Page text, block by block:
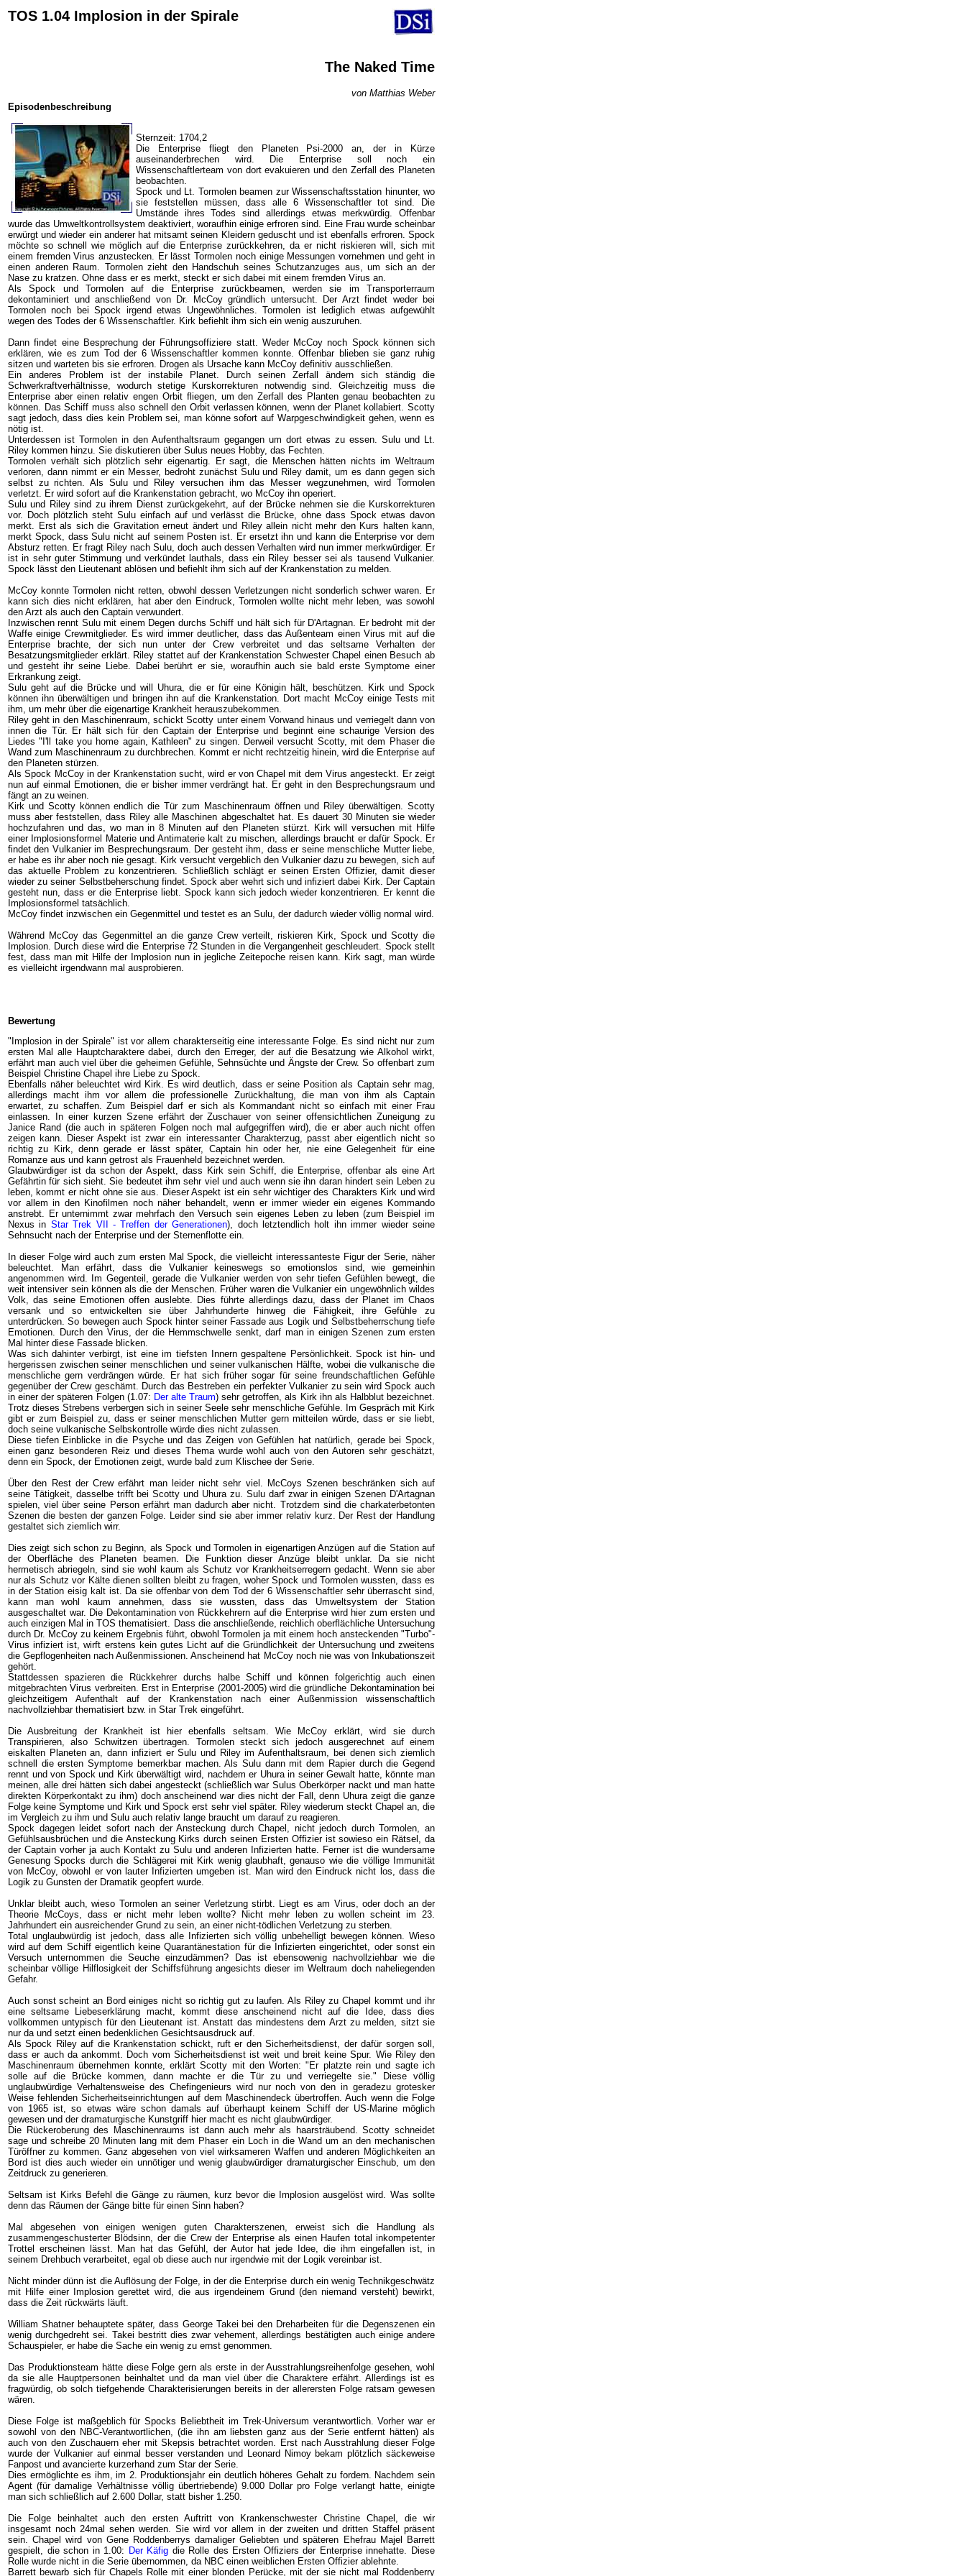
TOS 1.04 Implosion in der Spirale
The Naked Time
von Matthias Weber
Episodenbeschreibung
Sternzeit: 1704,2
Die Enterprise fliegt den Planeten Psi-2000 an, der in Kürze
auseinanderbrechen wird. Die Enterprise soll noch ein
Wissenschaftlerteam von dort evakuieren und den Zerfall des Planeten
beobachten.
Spock und Lt. Tormolen beamen zur Wissenschaftsstation hinunter, wo
sie feststellen müssen, dass alle 6 Wissenschaftler tot sind. Die
Umstände ihres Todes sind allerdings etwas merkwürdig. Offenbar
wurde das Umweltkontrollsystem deaktiviert, woraufhin einige erfroren sind. Eine Frau wurde scheinbar
erwürgt und wieder ein anderer hat mitsamt seinen Kleidern geduscht und ist ebenfalls erfroren. Spock
möchte so schnell wie möglich auf die Enterprise zurückkehren, da er nicht riskieren will, sich mit
einem fremden Virus anzustecken. Er lässt Tormolen noch einige Messungen vornehmen und geht in
einen anderen Raum. Tormolen zieht den Handschuh seines Schutzanzuges aus, um sich an der
Nase zu kratzen. Ohne dass er es merkt, steckt er sich dabei mit einem fremden Virus an.
Als Spock und Tormolen auf die Enterprise zurückbeamen, werden sie im Transporterraum
dekontaminiert und anschließend von Dr. McCoy gründlich untersucht. Der Arzt findet weder bei
Tormolen noch bei Spock irgend etwas Ungewöhnliches. Tormolen ist lediglich etwas aufgewühlt
wegen des Todes der 6 Wissenschaftler. Kirk befiehlt ihm sich ein wenig auszuruhen.
Dann findet eine Besprechung der Führungsoffiziere statt. Weder McCoy noch Spock können sich
erklären, wie es zum Tod der 6 Wissenschaftler kommen konnte. Offenbar blieben sie ganz ruhig
sitzen und warteten bis sie erfroren. Drogen als Ursache kann McCoy definitiv ausschließen.
Ein anderes Problem ist der instabile Planet. Durch seinen Zerfall ändern sich ständig die
Schwerkraftverhältnisse, wodurch stetige Kurskorrekturen notwendig sind. Gleichzeitig muss die
Enterprise aber einen relativ engen Orbit fliegen, um den Zerfall des Planten genau beobachten zu
können. Das Schiff muss also schnell den Orbit verlassen können, wenn der Planet kollabiert. Scotty
sagt jedoch, dass dies kein Problem sei, man könne sofort auf Warpgeschwindigkeit gehen, wenn es
nötig ist.
Unterdessen ist Tormolen in den Aufenthaltsraum gegangen um dort etwas zu essen. Sulu und Lt.
Riley kommen hinzu. Sie diskutieren über Sulus neues Hobby, das Fechten.
Tormolen verhält sich plötzlich sehr eigenartig. Er sagt, die Menschen hätten nichts im Weltraum
verloren, dann nimmt er ein Messer, bedroht zunächst Sulu und Riley damit, um es dann gegen sich
selbst zu richten. Als Sulu und Riley versuchen ihm das Messer wegzunehmen, wird Tormolen
verletzt. Er wird sofort auf die Krankenstation gebracht, wo McCoy ihn operiert.
Sulu und Riley sind zu ihrem Dienst zurückgekehrt, auf der Brücke nehmen sie die Kurskorrekturen
vor. Doch plötzlich steht Sulu einfach auf und verlässt die Brücke, ohne dass Spock etwas davon
merkt. Erst als sich die Gravitation erneut ändert und Riley allein nicht mehr den Kurs halten kann,
merkt Spock, dass Sulu nicht auf seinem Posten ist. Er ersetzt ihn und kann die Enterprise vor dem
Absturz retten. Er fragt Riley nach Sulu, doch auch dessen Verhalten wird nun immer merkwürdiger. Er
ist in sehr guter Stimmung und verkündet lauthals, dass ein Riley besser sei als tausend Vulkanier.
Spock lässt den Lieutenant ablösen und befiehlt ihm sich auf der Krankenstation zu melden.
McCoy konnte Tormolen nicht retten, obwohl dessen Verletzungen nicht sonderlich schwer waren. Er
kann sich dies nicht erklären, hat aber den Eindruck, Tormolen wollte nicht mehr leben, was sowohl
den Arzt als auch den Captain verwundert.
Inzwischen rennt Sulu mit einem Degen durchs Schiff und hält sich für D'Artagnan. Er bedroht mit der
Waffe einige Crewmitglieder. Es wird immer deutlicher, dass das Außenteam einen Virus mit auf die
Enterprise brachte, der sich nun unter der Crew verbreitet und das seltsame Verhalten der
Besatzungsmitglieder erklärt. Riley stattet auf der Krankenstation Schwester Chapel einen Besuch ab
und gesteht ihr seine Liebe. Dabei berührt er sie, woraufhin auch sie bald erste Symptome einer
Erkrankung zeigt.
Sulu geht auf die Brücke und will Uhura, die er für eine Königin hält, beschützen. Kirk und Spock
können ihn überwältigen und bringen ihn auf die Krankenstation. Dort macht McCoy einige Tests mit
ihm, um mehr über die eigenartige Krankheit herauszubekommen.
Riley geht in den Maschinenraum, schickt Scotty unter einem Vorwand hinaus und verriegelt dann von
innen die Tür. Er hält sich für den Captain der Enterprise und beginnt eine schaurige Version des
Liedes "I'll take you home again, Kathleen" zu singen. Derweil versucht Scotty, mit dem Phaser die
Wand zum Maschinenraum zu durchbrechen. Kommt er nicht rechtzeitig hinein, wird die Enterprise auf
den Planeten stürzen.
Als Spock McCoy in der Krankenstation sucht, wird er von Chapel mit dem Virus angesteckt. Er zeigt
nun auf einmal Emotionen, die er bisher immer verdrängt hat. Er geht in den Besprechungsraum und
fängt an zu weinen.
Kirk und Scotty können endlich die Tür zum Maschinenraum öffnen und Riley überwältigen. Scotty
muss aber feststellen, dass Riley alle Maschinen abgeschaltet hat. Es dauert 30 Minuten sie wieder
hochzufahren und das, wo man in 8 Minuten auf den Planeten stürzt. Kirk will versuchen mit Hilfe
einer Implosionsformel Materie und Antimaterie kalt zu mischen, allerdings braucht er dafür Spock. Er
findet den Vulkanier im Besprechungsraum. Der gesteht ihm, dass er seine menschliche Mutter liebe,
er habe es ihr aber noch nie gesagt. Kirk versucht vergeblich den Vulkanier dazu zu bewegen, sich auf
das aktuelle Problem zu konzentrieren. Schließlich schlägt er seinen Ersten Offizier, damit dieser
wieder zu seiner Selbstbeherschung findet. Spock aber wehrt sich und infiziert dabei Kirk. Der Captain
gesteht nun, dass er die Enterprise liebt. Spock kann sich jedoch wieder konzentrieren. Er kennt die
Implosionsformel tatsächlich.
McCoy findet inzwischen ein Gegenmittel und testet es an Sulu, der dadurch wieder völlig normal wird.
Während McCoy das Gegenmittel an die ganze Crew verteilt, riskieren Kirk, Spock und Scotty die
Implosion. Durch diese wird die Enterprise 72 Stunden in die Vergangenheit geschleudert. Spock stellt
fest, dass man mit Hilfe der Implosion nun in jegliche Zeitepoche reisen kann. Kirk sagt, man würde
es vielleicht irgendwann mal ausprobieren.
Bewertung
"Implosion in der Spirale" ist vor allem charakterseitig eine interessante Folge. Es sind nicht nur zum
ersten Mal alle Hauptcharaktere dabei, durch den Erreger, der auf die Besatzung wie Alkohol wirkt,
erfährt man auch viel über die geheimen Gefühle, Sehnsüchte und Ängste der Crew. So offenbart zum
Beispiel Christine Chapel ihre Liebe zu Spock.
Ebenfalls näher beleuchtet wird Kirk. Es wird deutlich, dass er seine Position als Captain sehr mag,
allerdings macht ihm vor allem die professionelle Zurückhaltung, die man von ihm als Captain
erwartet, zu schaffen. Zum Beispiel darf er sich als Kommandant nicht so einfach mit einer Frau
einlassen. In einer kurzen Szene erfährt der Zuschauer von seiner offensichtlichen Zuneigung zu
Janice Rand (die auch in späteren Folgen noch mal aufgegriffen wird), die er aber auch nicht offen
zeigen kann. Dieser Aspekt ist zwar ein interessanter Charakterzug, passt aber eigentlich nicht so
richtig zu Kirk, denn gerade er lässt später, Captain hin oder her, nie eine Gelegenheit für eine
Romanze aus und kann getrost als Frauenheld bezeichnet werden.
Glaubwürdiger ist da schon der Aspekt, dass Kirk sein Schiff, die Enterprise, offenbar als eine Art
Gefährtin für sich sieht. Sie bedeutet ihm sehr viel und auch wenn sie ihn daran hindert sein Leben zu
leben, kommt er nicht ohne sie aus. Dieser Aspekt ist ein sehr wichtiger des Charakters Kirk und wird
vor allem in den Kinofilmen noch näher behandelt, wenn er immer wieder ein eigenes Kommando
anstrebt. Er unternimmt zwar mehrfach den Versuch sein eigenes Leben zu leben (zum Beispiel im
Nexus in Star Trek VII - Treffen der Generationen), doch letztendlich holt ihn immer wieder seine
Sehnsucht nach der Enterprise und der Sternenflotte ein.
In dieser Folge wird auch zum ersten Mal Spock, die vielleicht interessanteste Figur der Serie, näher
beleuchtet. Man erfährt, dass die Vulkanier keineswegs so emotionslos sind, wie gemeinhin
angenommen wird. Im Gegenteil, gerade die Vulkanier werden von sehr tiefen Gefühlen bewegt, die
weit intensiver sein können als die der Menschen. Früher waren die Vulkanier ein ungewöhnlich wildes
Volk, das seine Emotionen offen auslebte. Dies führte allerdings dazu, dass der Planet im Chaos
versank und so entwickelten sie über Jahrhunderte hinweg die Fähigkeit, ihre Gefühle zu
unterdrücken. So bewegen auch Spock hinter seiner Fassade aus Logik und Selbstbeherrschung tiefe
Emotionen. Durch den Virus, der die Hemmschwelle senkt, darf man in einigen Szenen zum ersten
Mal hinter diese Fassade blicken.
Was sich dahinter verbirgt, ist eine im tiefsten Innern gespaltene Persönlichkeit. Spock ist hin- und
hergerissen zwischen seiner menschlichen und seiner vulkanischen Hälfte, wobei die vulkanische die
menschliche gern verdrängen würde. Er hat sich früher sogar für seine freundschaftlichen Gefühle
gegenüber der Crew geschämt. Durch das Bestreben ein perfekter Vulkanier zu sein wird Spock auch
in einer der späteren Folgen (1.07: Der alte Traum) sehr getroffen, als Kirk ihn als Halbblut bezeichnet.
Trotz dieses Strebens verbergen sich in seiner Seele sehr menschliche Gefühle. Im Gespräch mit Kirk
gibt er zum Beispiel zu, dass er seiner menschlichen Mutter gern mitteilen würde, dass er sie liebt,
doch seine vulkanische Selbskontrolle würde dies nicht zulassen.
Diese tiefen Einblicke in die Psyche und das Zeigen von Gefühlen hat natürlich, gerade bei Spock,
einen ganz besonderen Reiz und dieses Thema wurde wohl auch von den Autoren sehr geschätzt,
denn ein Spock, der Emotionen zeigt, wurde bald zum Klischee der Serie.
Über den Rest der Crew erfährt man leider nicht sehr viel. McCoys Szenen beschränken sich auf
seine Tätigkeit, dasselbe trifft bei Scotty und Uhura zu. Sulu darf zwar in einigen Szenen D'Artagnan
spielen, viel über seine Person erfährt man dadurch aber nicht. Trotzdem sind die charkaterbetonten
Szenen die besten der ganzen Folge. Leider sind sie aber immer relativ kurz. Der Rest der Handlung
gestaltet sich ziemlich wirr.
Dies zeigt sich schon zu Beginn, als Spock und Tormolen in eigenartigen Anzügen auf die Station auf
der Oberfläche des Planeten beamen. Die Funktion dieser Anzüge bleibt unklar. Da sie nicht
hermetisch abriegeln, sind sie wohl kaum als Schutz vor Krankheitserregern gedacht. Wenn sie aber
nur als Schutz vor Kälte dienen sollten bleibt zu fragen, woher Spock und Tormolen wussten, dass es
in der Station eisig kalt ist. Da sie offenbar von dem Tod der 6 Wissenschaftler sehr überrascht sind,
kann man wohl kaum annehmen, dass sie wussten, dass das Umweltsystem der Station
ausgeschaltet war. Die Dekontamination von Rückkehrern auf die Enterprise wird hier zum ersten und
auch einzigen Mal in TOS thematisiert. Dass die anschließende, reichlich oberflächliche Untersuchung
durch Dr. McCoy zu keinem Ergebnis führt, obwohl Tormolen ja mit einem hoch ansteckenden "Turbo"-
Virus infiziert ist, wirft erstens kein gutes Licht auf die Gründlichkeit der Untersuchung und zweitens
die Gepflogenheiten nach Außenmissionen. Anscheinend hat McCoy noch nie was von Inkubationszeit
gehört.
Stattdessen spazieren die Rückkehrer durchs halbe Schiff und können folgerichtig auch einen
mitgebrachten Virus verbreiten. Erst in Enterprise (2001-2005) wird die gründliche Dekontamination bei
gleichzeitigem Aufenthalt auf der Krankenstation nach einer Außenmission wissenschaftlich
nachvollziehbar thematisiert bzw. in Star Trek eingeführt.
Die Ausbreitung der Krankheit ist hier ebenfalls seltsam. Wie McCoy erklärt, wird sie durch
Transpirieren, also Schwitzen übertragen. Tormolen steckt sich jedoch ausgerechnet auf einem
eiskalten Planeten an, dann infiziert er Sulu und Riley im Aufenthaltsraum, bei denen sich ziemlich
schnell die ersten Symptome bemerkbar machen. Als Sulu dann mit dem Rapier durch die Gegend
rennt und von Spock und Kirk überwältigt wird, nachdem er Uhura in seiner Gewalt hatte, könnte man
meinen, alle drei hätten sich dabei angesteckt (schließlich war Sulus Oberkörper nackt und man hatte
direkten Körperkontakt zu ihm) doch anscheinend war dies nicht der Fall, denn Uhura zeigt die ganze
Folge keine Symptome und Kirk und Spock erst sehr viel später. Riley wiederum steckt Chapel an, die
im Vergleich zu ihm und Sulu auch relativ lange braucht um darauf zu reagieren.
Spock dagegen leidet sofort nach der Ansteckung durch Chapel, nicht jedoch durch Tormolen, an
Gefühlsausbrüchen und die Ansteckung Kirks durch seinen Ersten Offizier ist sowieso ein Rätsel, da
der Captain vorher ja auch Kontakt zu Sulu und anderen Infizierten hatte. Ferner ist die wundersame
Genesung Spocks durch die Schlägerei mit Kirk wenig glaubhaft, genauso wie die völlige Immunität
von McCoy, obwohl er von lauter Infizierten umgeben ist. Man wird den Eindruck nicht los, dass die
Logik zu Gunsten der Dramatik geopfert wurde.
Unklar bleibt auch, wieso Tormolen an seiner Verletzung stirbt. Liegt es am Virus, oder doch an der
Theorie McCoys, dass er nicht mehr leben wollte? Nicht mehr leben zu wollen scheint im 23.
Jahrhundert ein ausreichender Grund zu sein, an einer nicht-tödlichen Verletzung zu sterben.
Total unglaubwürdig ist jedoch, dass alle Infizierten sich völlig unbehelligt bewegen können. Wieso
wird auf dem Schiff eigentlich keine Quarantänestation für die Infizierten eingerichtet, oder sonst ein
Versuch unternommen die Seuche einzudämmen? Das ist ebensowenig nachvollziehbar wie die
scheinbar völlige Hilflosigkeit der Schiffsführung angesichts dieser im Weltraum doch naheliegenden
Gefahr.
Auch sonst scheint an Bord einiges nicht so richtig gut zu laufen. Als Riley zu Chapel kommt und ihr
eine seltsame Liebeserklärung macht, kommt diese anscheinend nicht auf die Idee, dass dies
vollkommen untypisch für den Lieutenant ist. Anstatt das mindestens dem Arzt zu melden, sitzt sie
nur da und setzt einen bedenklichen Gesichtsausdruck auf.
Als Spock Riley auf die Krankenstation schickt, ruft er den Sicherheitsdienst, der dafür sorgen soll,
dass er auch da ankommt. Doch vom Sicherheitsdienst ist weit und breit keine Spur. Wie Riley den
Maschinenraum übernehmen konnte, erklärt Scotty mit den Worten: "Er platzte rein und sagte ich
solle auf die Brücke kommen, dann machte er die Tür zu und verriegelte sie." Diese völlig
unglaubwürdige Verhaltensweise des Chefingenieurs wird nur noch von den in geradezu grotesker
Weise fehlenden Sicherheitseinrichtungen auf dem Maschinendeck übertroffen. Auch wenn die Folge
von 1965 ist, so etwas wäre schon damals auf überhaupt keinem Schiff der US-Marine möglich
gewesen und der dramaturgische Kunstgriff hier macht es nicht glaubwürdiger.
Die Rückeroberung des Maschinenraums ist dann auch mehr als haarsträubend. Scotty schneidet
sage und schreibe 20 Minuten lang mit dem Phaser ein Loch in die Wand um an den mechanischen
Türöffner zu kommen. Ganz abgesehen von viel wirksameren Waffen und anderen Möglichkeiten an
Bord ist dies auch wieder ein unnötiger und wenig glaubwürdiger dramaturgischer Einschub, um den
Zeitdruck zu generieren.
Seltsam ist Kirks Befehl die Gänge zu räumen, kurz bevor die Implosion ausgelöst wird. Was sollte
denn das Räumen der Gänge bitte für einen Sinn haben?
Mal abgesehen von einigen wenigen guten Charakterszenen, erweist sich die Handlung als
zusammengeschusterter Blödsinn, der die Crew der Enterprise als einen Haufen total inkompetenter
Trottel erscheinen lässt. Man hat das Gefühl, der Autor hat jede Idee, die ihm eingefallen ist, in
seinem Drehbuch verarbeitet, egal ob diese auch nur irgendwie mit der Logik vereinbar ist.
Nicht minder dünn ist die Auflösung der Folge, in der die Enterprise durch ein wenig Technikgeschwätz
mit Hilfe einer Implosion gerettet wird, die aus irgendeinem Grund (den niemand versteht) bewirkt,
dass die Zeit rückwärts läuft.
William Shatner behauptete später, dass George Takei bei den Dreharbeiten für die Degenszenen ein
wenig durchgedreht sei. Takei bestritt dies zwar vehement, allerdings bestätigten auch einige andere
Schauspieler, er habe die Sache ein wenig zu ernst genommen.
Das Produktionsteam hätte diese Folge gern als erste in der Ausstrahlungsreihenfolge gesehen, wohl
da sie alle Hauptpersonen beinhaltet und da man viel über die Charaktere erfährt. Allerdings ist es
fragwürdig, ob solch tiefgehende Charakterisierungen bereits in der allerersten Folge ratsam gewesen
wären.
Diese Folge ist maßgeblich für Spocks Beliebtheit im Trek-Universum verantwortlich. Vorher war er
sowohl von den NBC-Verantwortlichen, (die ihn am liebsten ganz aus der Serie entfernt hätten) als
auch von den Zuschauern eher mit Skepsis betrachtet worden. Erst nach Ausstrahlung dieser Folge
wurde der Vulkanier auf einmal besser verstanden und Leonard Nimoy bekam plötzlich säckeweise
Fanpost und avancierte kurzerhand zum Star der Serie.
Dies ermöglichte es ihm, im 2. Produktionsjahr ein deutlich höheres Gehalt zu fordern. Nachdem sein
Agent (für damalige Verhältnisse völlig übertriebende) 9.000 Dollar pro Folge verlangt hatte, einigte
man sich schließlich auf 2.600 Dollar, statt bisher 1.250.
Die Folge beinhaltet auch den ersten Auftritt von Krankenschwester Christine Chapel, die wir
insgesamt noch 24mal sehen werden. Sie wird vor allem in der zweiten und dritten Staffel präsent
sein. Chapel wird von Gene Roddenberrys damaliger Geliebten und späteren Ehefrau Majel Barrett
gespielt, die schon in 1.00: Der Käfig die Rolle des Ersten Offiziers der Enterprise innehatte. Diese
Rolle wurde nicht in die Serie übernommen, da NBC einen weiblichen Ersten Offizier ablehnte.
Barrett bewarb sich für Chapels Rolle mit einer blonden Perücke, mit der sie nicht mal Roddenberry